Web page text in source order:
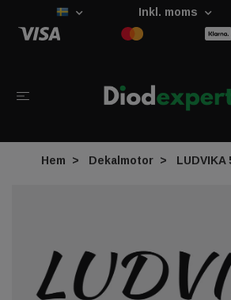
Inkl. moms
Hem Dekalmotor LUDVIKA